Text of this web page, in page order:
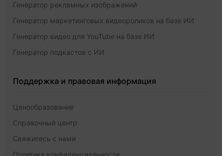
Генератор рекламных изображений
Генератор маркетинговых видеороликов на базе ИИ
Генератор видео для YouTube на базе ИИ
Генератор подкастов с ИИ
Поддержка и правовая информация
Ценообразование
Справочный центр
Свяжитесь с нами